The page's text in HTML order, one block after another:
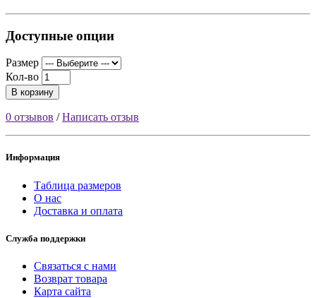
Доступные опции
Размер
Кол-во
В корзину
0 отзывов /Написать отзыв
Информация
Таблица размеров
О нас
Доставка и оплата
Служба поддержки
Связаться с нами
Возврат товара
Карта сайта